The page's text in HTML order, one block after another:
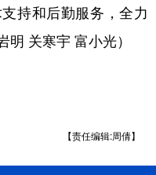
持和后勤服务，全力
关寒宇 富小光）
【责任编辑:周倩】